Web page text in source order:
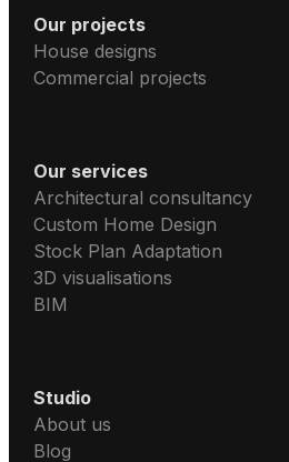
Our projects
House designs
Commercial projects
Our services
Architectural consultancy
Custom Home Design
Stock Plan Adaptation
3D visualisations
BIM
Studio
About us
Blog